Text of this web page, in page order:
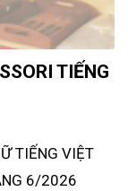
TIẾNG
TIẾNG VIỆT
6/2026